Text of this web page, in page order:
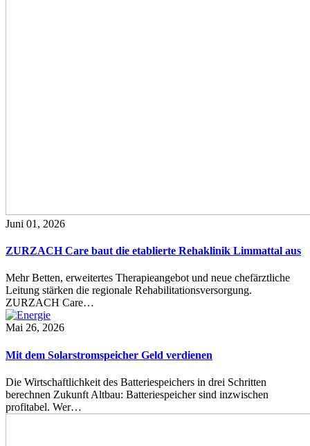
Juni 01, 2026
ZURZACH Care baut die etablierte Rehaklinik Limmattal aus
Mehr Betten, erweitertes Therapieangebot und neue chefärztliche
Leitung stärken die regionale Rehabilitationsversorgung.
ZURZACH Care…
Mai 26, 2026
Mit dem Solarstromspeicher Geld verdienen
Die Wirtschaftlichkeit des Batteriespeichers in drei Schritten
berechnen Zukunft Altbau: Batteriespeicher sind inzwischen
profitabel. Wer…